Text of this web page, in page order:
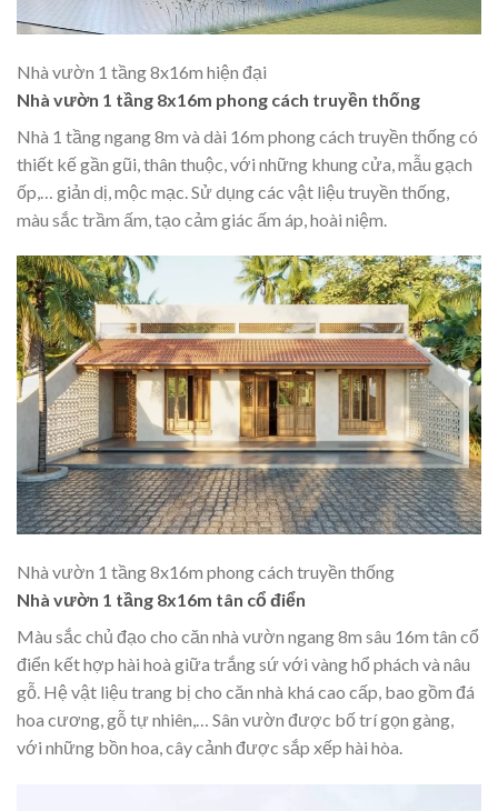
Nhà vườn 1 tầng 8x16m hiện đại
Nhà vườn 1 tầng 8x16m phong cách truyền thống
Nhà 1 tầng ngang 8m và dài 16m phong cách truyền thống có
thiết kế gần gũi, thân thuộc, với những khung cửa, mẫu gạch
ốp,… giản dị, mộc mạc. Sử dụng các vật liệu truyền thống,
màu sắc trầm ấm, tạo cảm giác ấm áp, hoài niệm.
Nhà vườn 1 tầng 8x16m phong cách truyền thống
Nhà vườn 1 tầng 8x16m tân cổ điển
Màu sắc chủ đạo cho căn nhà vườn ngang 8m sâu 16m tân cổ
điển kết hợp hài hoà giữa trắng sứ với vàng hổ phách và nâu
gỗ. Hệ vật liệu trang bị cho căn nhà khá cao cấp, bao gồm đá
hoa cương, gỗ tự nhiên,… Sân vườn được bố trí gọn gàng,
với những bồn hoa, cây cảnh được sắp xếp hài hòa.